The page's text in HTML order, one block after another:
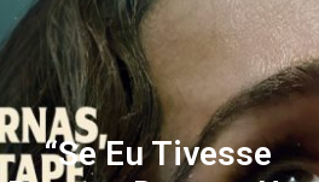
“Se Eu Tivesse